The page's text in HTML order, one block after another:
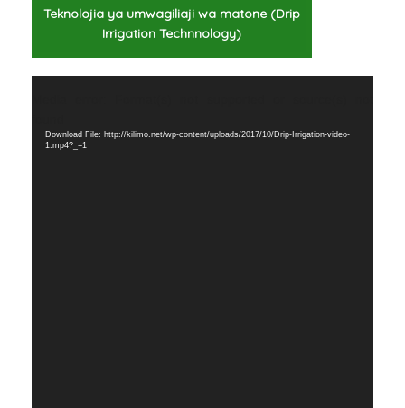
Teknolojia ya umwagiliaji wa matone (Drip
Irrigation Technnology)
Download File: http://kilimo.net/wp-content/uploads/2017/10/Drip-Irrigation-video-
1.mp4?_=1